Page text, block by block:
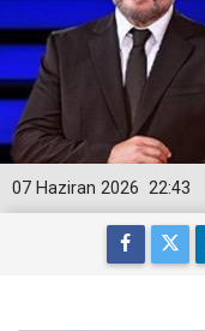
22:43
07 Haziran 2026